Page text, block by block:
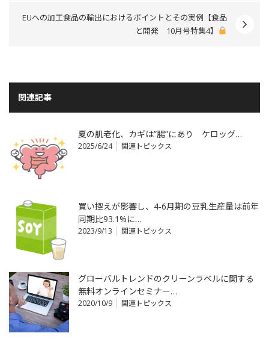
EUへの加工食品の輸出におけるポイントとその実例【食品
と開発 10月号特集4】
関連記事
夏の肌老化、カギは”腸”にあり ケロッグ…
2025/6/24 関連トピックス
買い控えが影響し、4-6月期の豆乳生産量は前年
同期比93.1%に…
2023/9/13 関連トピックス
グローバルトレンドのクリーンラベルに関する
無料オンラインセミナー…
2020/10/9 関連トピックス